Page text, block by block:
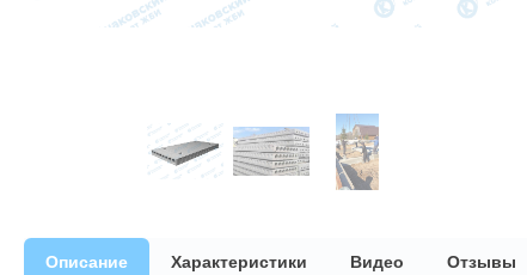
Описание Характеристики Видео Отзывы